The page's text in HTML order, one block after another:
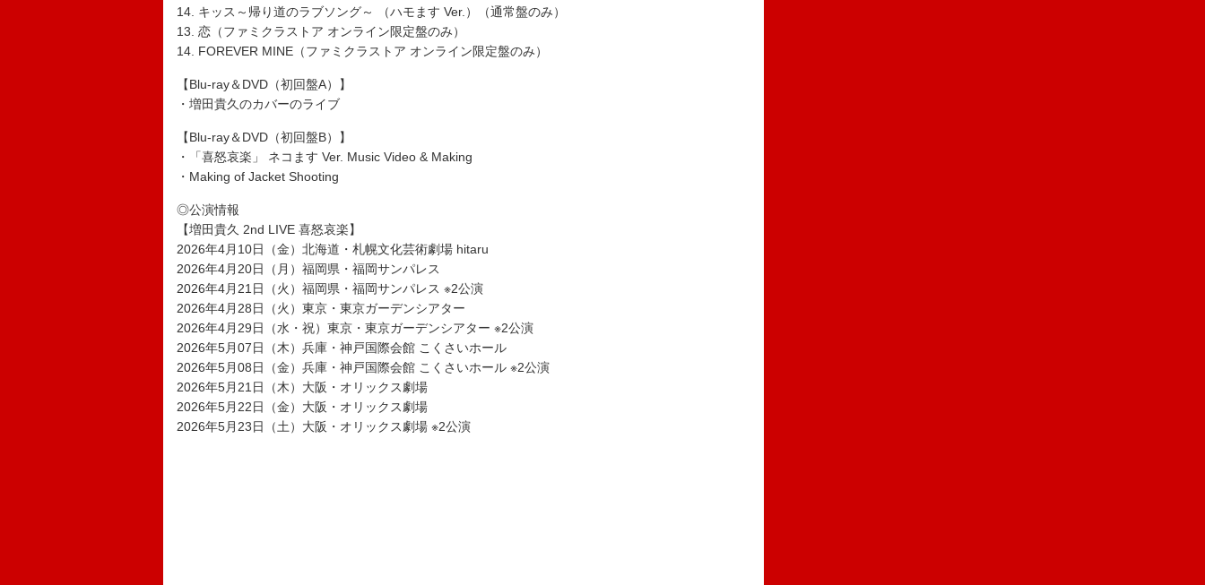
14. キッス～帰り道のラブソング～ （ハモます Ver.）（通常盤のみ）
13. 恋（ファミクラストア オンライン限定盤のみ）
14. FOREVER MINE（ファミクラストア オンライン限定盤のみ）
【Blu-ray＆DVD（初回盤A）】
・増田貴久のカバーのライブ
【Blu-ray＆DVD（初回盤B）】
・「喜怒哀楽」 ネコます Ver. Music Video & Making
・Making of Jacket Shooting
◎公演情報
【増田貴久 2nd LIVE 喜怒哀楽】
2026年4月10日（金）北海道・札幌文化芸術劇場 hitaru
2026年4月20日（月）福岡県・福岡サンパレス
2026年4月21日（火）福岡県・福岡サンパレス ※2公演
2026年4月28日（火）東京・東京ガーデンシアター
2026年4月29日（水・祝）東京・東京ガーデンシアター ※2公演
2026年5月07日（木）兵庫・神戸国際会館 こくさいホール
2026年5月08日（金）兵庫・神戸国際会館 こくさいホール ※2公演
2026年5月21日（木）大阪・オリックス劇場
2026年5月22日（金）大阪・オリックス劇場
2026年5月23日（土）大阪・オリックス劇場 ※2公演